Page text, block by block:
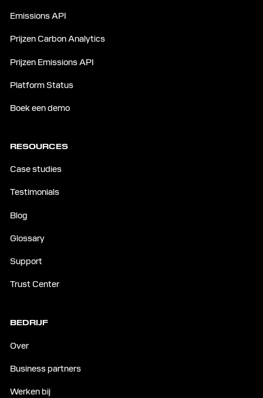
Emissions API
Prijzen Carbon Analytics
Prijzen Emissions API
Platform Status
Boek een demo
RESOURCES
Case studies
Testimonials
Blog
Glossary
Support
Trust Center
BEDRIJF
Over
Business partners
Werken bij